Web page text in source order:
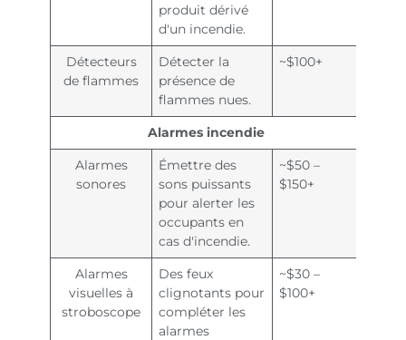
produit dérivé
d'un incendie.
Détecteurs
de flammes
Détecter la
présence de
flammes nues.
~$100+
Alarmes incendie
Alarmes
sonores
Émettre des
sons puissants
pour alerter les
occupants en
cas d'incendie.
~$50 –
$150+
Alarmes
visuelles à
stroboscope
Des feux
clignotants pour
compléter les
alarmes
~$30 –
$100+